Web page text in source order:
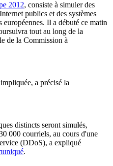
2012, consiste à simuler des
publics et des systèmes
Il a débuté ce matin
tout au long de la
de la Commission à
a précisé la
distincts seront simulés,
000 courriels, au cours d'une
(DDoS), a expliqué
.